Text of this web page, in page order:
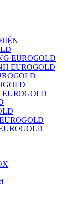
EUROGOLD
EUROGOLD